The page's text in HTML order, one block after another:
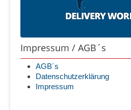
Impressum / AGB´s
AGB´s
Datenschutzerklärung
Impressum